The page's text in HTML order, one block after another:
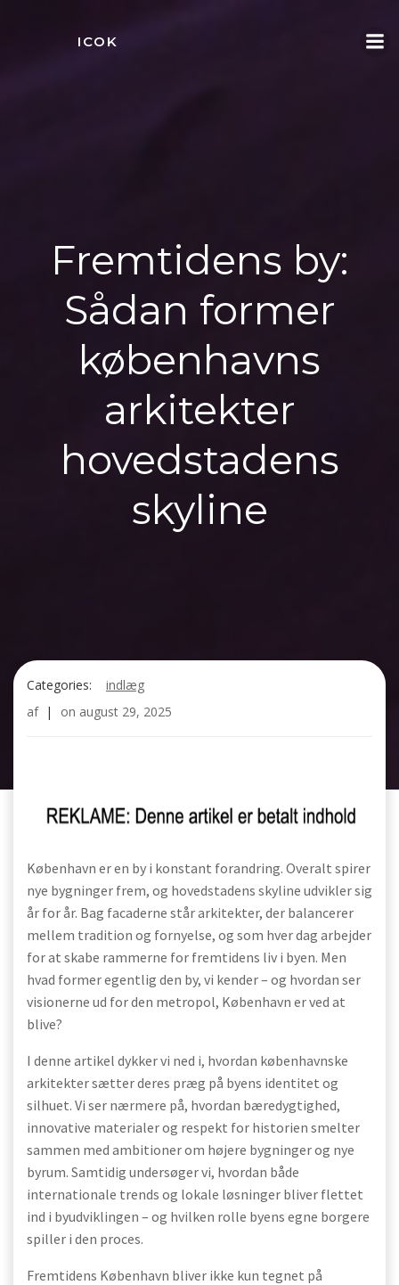
ICOK
Fremtidens by:
Sådan former
københavns
arkitekter
hovedstadens
skyline
Categories:
indlæg
af | on august 29, 2025
København er en by i konstant forandring. Overalt spirer
nye bygninger frem, og hovedstadens skyline udvikler sig
år for år. Bag facaderne står arkitekter, der balancerer
mellem tradition og fornyelse, og som hver dag arbejder
for at skabe rammerne for fremtidens liv i byen. Men
hvad former egentlig den by, vi kender – og hvordan ser
visionerne ud for den metropol, København er ved at
blive?
I denne artikel dykker vi ned i, hvordan københavnske
arkitekter sætter deres præg på byens identitet og
silhuet. Vi ser nærmere på, hvordan bæredygtighed,
innovative materialer og respekt for historien smelter
sammen med ambitioner om højere bygninger og nye
byrum. Samtidig undersøger vi, hvordan både
internationale trends og lokale løsninger bliver flettet
ind i byudviklingen – og hvilken rolle byens egne borgere
spiller i den proces.
Fremtidens København bliver ikke kun tegnet på